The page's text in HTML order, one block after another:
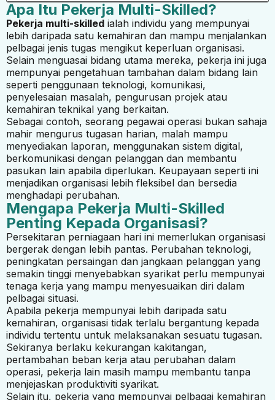
Apa Itu Pekerja Multi-Skilled?
Pekerja multi-skilled ialah individu yang mempunyai
lebih daripada satu kemahiran dan mampu menjalankan
pelbagai jenis tugas mengikut keperluan organisasi.
Selain menguasai bidang utama mereka, pekerja ini juga
mempunyai pengetahuan tambahan dalam bidang lain
seperti penggunaan teknologi, komunikasi,
penyelesaian masalah, pengurusan projek atau
kemahiran teknikal yang berkaitan.
Sebagai contoh, seorang pegawai operasi bukan sahaja
mahir mengurus tugasan harian, malah mampu
menyediakan laporan, menggunakan sistem digital,
berkomunikasi dengan pelanggan dan membantu
pasukan lain apabila diperlukan. Keupayaan seperti ini
menjadikan organisasi lebih fleksibel dan bersedia
menghadapi perubahan.
Mengapa Pekerja Multi-Skilled
Penting Kepada Organisasi?
Persekitaran perniagaan hari ini memerlukan organisasi
bergerak dengan lebih pantas. Perubahan teknologi,
peningkatan persaingan dan jangkaan pelanggan yang
semakin tinggi menyebabkan syarikat perlu mempunyai
tenaga kerja yang mampu menyesuaikan diri dalam
pelbagai situasi.
Apabila pekerja mempunyai lebih daripada satu
kemahiran, organisasi tidak terlalu bergantung kepada
individu tertentu untuk melaksanakan sesuatu tugasan.
Sekiranya berlaku kekurangan kakitangan,
pertambahan beban kerja atau perubahan dalam
operasi, pekerja lain masih mampu membantu tanpa
menjejaskan produktiviti syarikat.
Selain itu, pekerja yang mempunyai pelbagai kemahiran